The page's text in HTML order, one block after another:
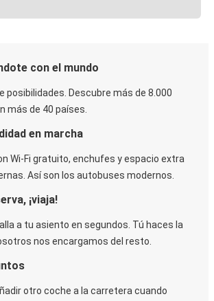
con el mundo
posibilidades. Descubre más de 8.000
más de 40 países.
en marcha
Wi-Fi gratuito, enchufes y espacio extra
Así son los autobuses modernos.
¡viaja!
a tu asiento en segundos. Tú haces la
nos encargamos del resto.
otro coche a la carretera cuando